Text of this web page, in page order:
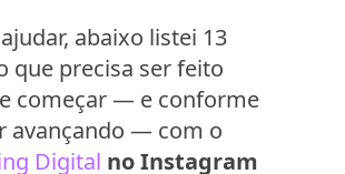
abaixo listei 13
que precisa ser feito
começar — e conforme
avançando — com o
Digital no Instagram